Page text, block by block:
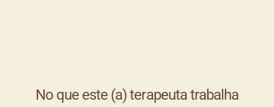
No que este (a) terapeuta trabalha